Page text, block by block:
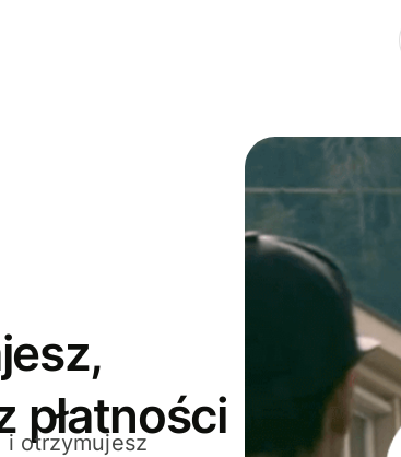
płatności
i otrzymujesz